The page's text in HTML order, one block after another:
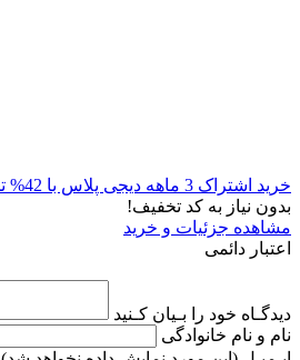
خرید اشتراک 3 ماهه دیجی پلاس با 42% تخفیف
بدون نیاز به کد تخفیف!
مشاهده جزئیات و خرید
اعتبار دائمی
دیدگـاه خود را بـیان کـنید
نام و نام خانوادگی